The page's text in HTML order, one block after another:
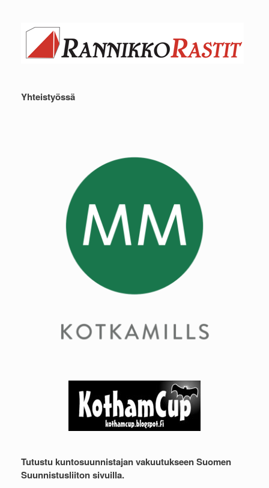
Yhteistyössä
Tutustu kuntosuunnistajan vakuutukseen Suomen
Suunnistusliiton sivuilla.